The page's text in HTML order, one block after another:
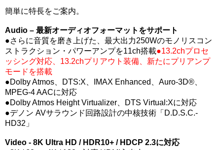
簡単に特長をご案内。
Audio – 最新オーディオフォーマットをサポート
●さらに音質を磨き上げた、最大出力250Wのモノリスコン
ストラクション・パワーアンプを11ch搭載●13.2chプロセ
ッシング対応、13.2chプリアウト装備、新たにプリアンプ
モードを搭載
●Dolby Atmos、DTS:X、IMAX Enhanced、Auro-3D®、
MPEG-4 AACに対応
●Dolby Atmos Height Virtualizer、DTS Virtual:Xに対応
●デノン AVサラウンド回路設計の中核技術「D.D.S.C.-
HD32」
Video - 8K Ultra HD / HDR10+ / HDCP 2.3に対応